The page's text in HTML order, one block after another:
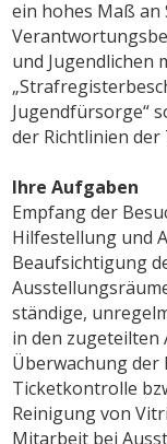
ein hohes Maß an
und Jugendlichen
Jugendfürsorge“
der Richtlinien
Ihre Aufgaben
Empfang der
Hilfestellung und
Beaufsichtigung
ständige,
in den zugeteilten
Überwachung
Ticketkontrolle
Reinigung von
Mitarbeit bei